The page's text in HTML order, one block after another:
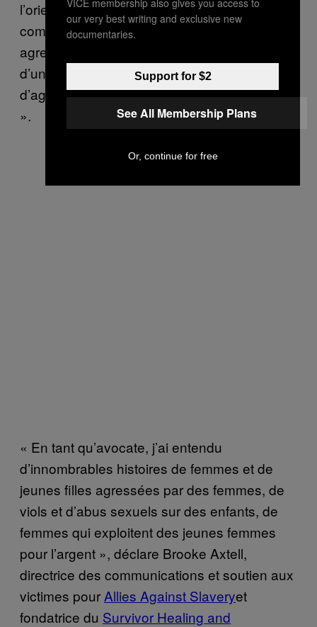
l’orientation sexuelle, et ces données ne
comprennent pas les cas de femmes hétéros
agressées par des femmes, de victimes
d’une agression unique, et des autres types
d’agressions en-dehors des récits « typiques
».
« En tant qu’avocate, j’ai entendu
d’innombrables histoires de femmes et de
jeunes filles agressées par des femmes, de
viols et d’abus sexuels sur des enfants, de
femmes qui exploitent des jeunes femmes
pour l’argent », déclare Brooke Axtell,
directrice des communications et soutien aux
victimes pour Allies Against Slaveryet
fondatrice du Survivor Healing and
our very best writing and exclusive new
documentaries.
Support for $2
See All Membership Plans
Or, continue for free